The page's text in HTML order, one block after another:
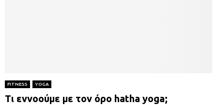
FITNESS YOGA
Τι εννοούμε με τον όρο hatha yoga;